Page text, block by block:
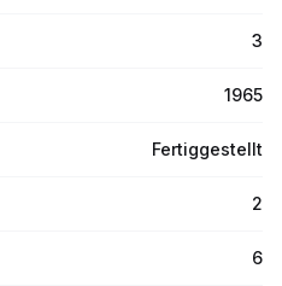
3
1965
Fertiggestellt
2
6